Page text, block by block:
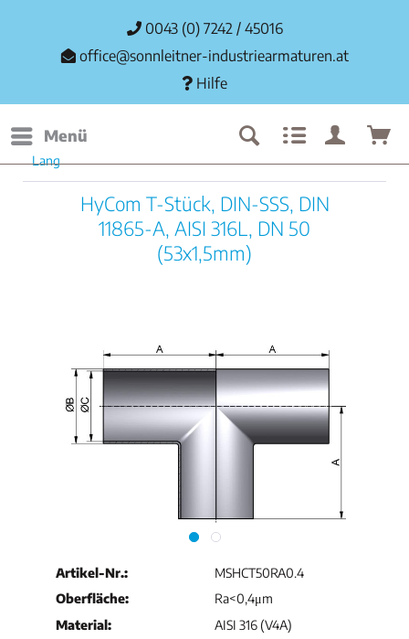
0043 (0) 7242 / 45016
office@sonnleitner-industriearmaturen.at
Hilfe
Menü
Lang
HyCom T-Stück, DIN-SSS, DIN
11865-A, AISI 316L, DN 50
(53x1,5mm)
Artikel-Nr.:
MSHCT50RA0.4
Oberfläche:
Ra<0,4μm
Material:
AISI 316 (V4A)